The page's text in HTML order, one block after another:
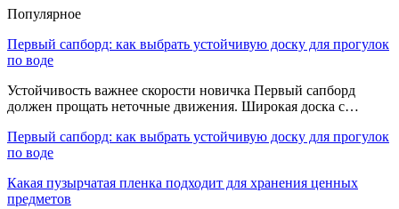
Популярное
Первый сапборд: как выбрать устойчивую доску для прогулок
по воде
Устойчивость важнее скорости новичка Первый сапборд
должен прощать неточные движения. Широкая доска с…
Первый сапборд: как выбрать устойчивую доску для прогулок
по воде
Какая пузырчатая пленка подходит для хранения ценных
предметов